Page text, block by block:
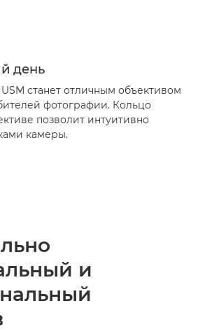
день
USM станет отличным объективом
фотографии. Кольцо
позволит интуитивно
камеры.
и